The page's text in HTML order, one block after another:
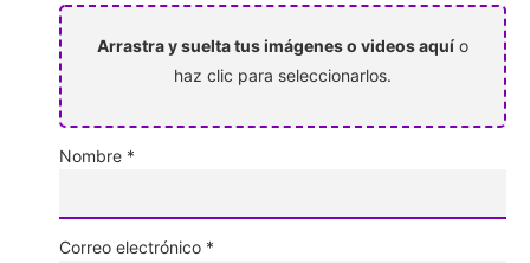
Arrastra y suelta tus imágenes o videos aquí o
haz clic para seleccionarlos.
Nombre *
Correo electrónico *